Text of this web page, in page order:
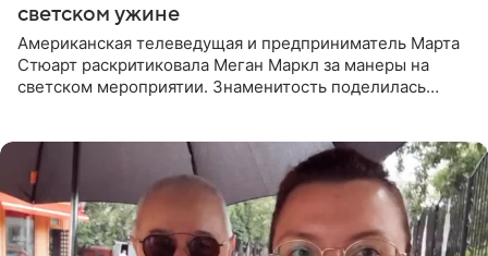
светском ужине
Американская телеведущая и предприниматель Марта
Стюарт раскритиковала Меган Маркл за манеры на
светском мероприятии. Знаменитость поделилась